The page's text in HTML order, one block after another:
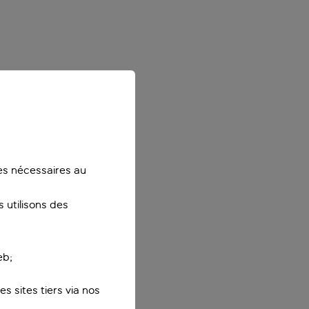
nécessaires au
utilisons des
sites tiers via nos